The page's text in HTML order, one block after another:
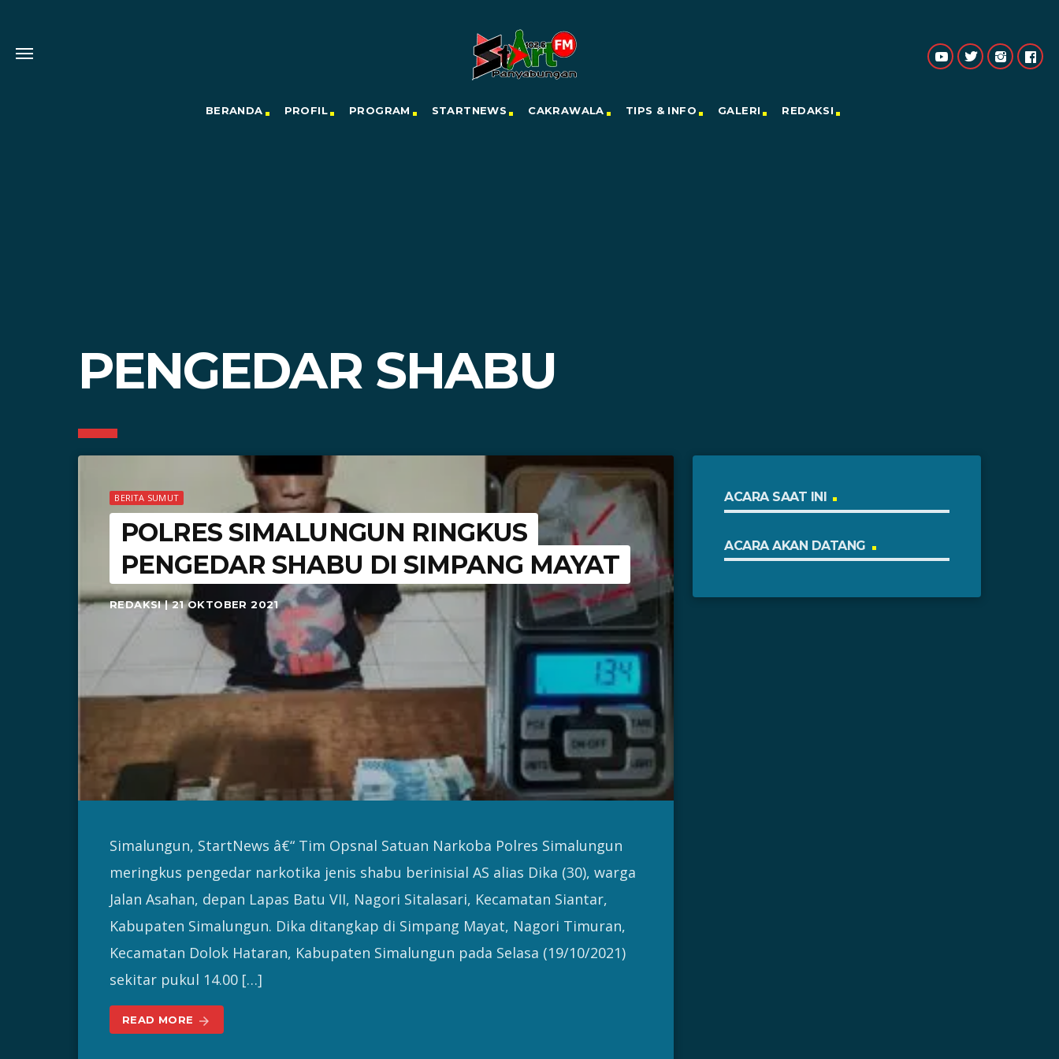
BERANDA PROFIL PROGRAM STARTNEWS CAKRAWALA TIPS & INFO GALERI REDAKSI
PENGEDAR SHABU
BERITA SUMUT
POLRES SIMALUNGUN RINGKUS
PENGEDAR SHABU DI SIMPANG MAYAT
REDAKSI | 21 OKTOBER 2021
Simalungun, StartNews â€“ Tim Opsnal Satuan Narkoba Polres Simalungun
meringkus pengedar narkotika jenis shabu berinisial AS alias Dika (30), warga
Jalan Asahan, depan Lapas Batu VII, Nagori Sitalasari, Kecamatan Siantar,
Kabupaten Simalungun. Dika ditangkap di Simpang Mayat, Nagori Timuran,
Kecamatan Dolok Hataran, Kabupaten Simalungun pada Selasa (19/10/2021)
sekitar pukul 14.00 […]
READ MORE arrow_forward
ACARA SAAT INI
ACARA AKAN DATANG